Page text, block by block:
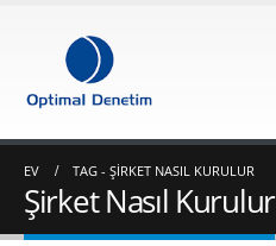
EV TAG - ŞIRKET NASIL KURULUR
Şirket Nasıl Kurulur